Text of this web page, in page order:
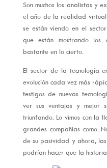
Son muchos los analistas y
el año de la realidad virtual
se están viendo en el
que están mostrando los
bastante en lo cierto.
El sector de la tecnología
evolución cada vez más
testigos de nuevas
ver sus ventajas y mejor
triunfando. Lo vimos con la
grandes compañías como
de su pasividad y ahora,
podrían hacer que la